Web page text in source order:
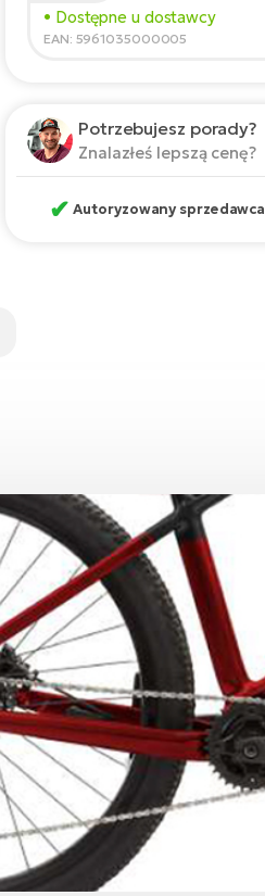
*Podane wartości są orientacyjne.
• Dostępne u dostawcy
EAN: 5961035000005
Potrzebujesz porady?
Znalazłeś lepszą cenę?
✔ Autoryzowany sprzedawca